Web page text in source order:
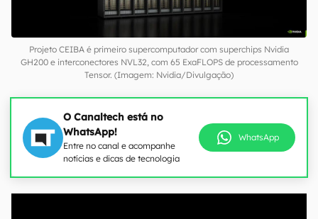
Projeto CEIBA é primeiro supercomputador com superchips Nvidia
GH200 e interconectores NVL32, com 65 ExaFLOPS de processamento
Tensor. (Imagem: Nvidia/Divulgação)
O Canaltech está no
WhatsApp!
Entre no canal e acompanhe
notícias e dicas de tecnologia
WhatsApp